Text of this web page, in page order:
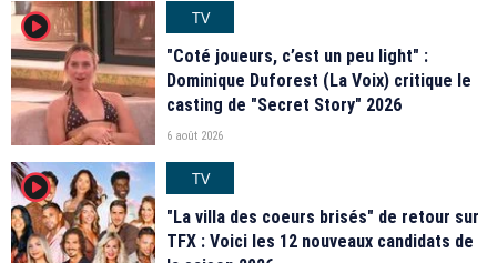
player2
TV
"Coté joueurs, c’est un peu light" :
Dominique Duforest (La Voix) critique le
casting de "Secret Story" 2026
6 août 2026
player2
TV
"La villa des coeurs brisés" de retour sur
TFX : Voici les 12 nouveaux candidats de